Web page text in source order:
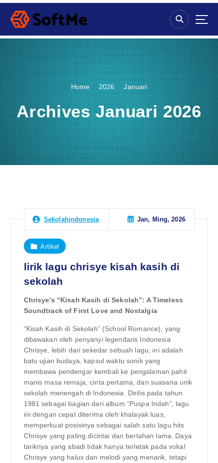
S
p
Home 2026 Januari
Archives Januari 2026
Sekolahindonesia Jan, Ming, 2026
Artikel
lirik lagu chrisye kisah kasih di
sekolah
Chrisye’s “Kisah Kasih di Sekolah”: A Timeless
Soundtrack of First Love and Nostalgia
“Kisah Kasih di Sekolah” (School Romance), yang
dibawakan oleh penyanyi legendaris Indonesia
Chrisye, lebih dari sekedar sebuah lagu; ini adalah
batu ujian budaya, kapsul waktu sonik yang
membawa pendengar kembali ke pengalaman pahit
manis masa remaja, cinta pertama, dan suasana unik
sekolah menengah di Indonesia. Dirilis pada tahun
1981 sebagai bagian dari album “Puspa Indah”, lagu
ini dengan cepat diterima oleh khalayak luas,
memperkuat posisinya sebagai salah satu lagu hits
Chrisye yang paling dicintai dan bertahan lama. Daya
tariknya yang abadi tidak hanya terletak pada vokal
Chrisye yang halus dan melodi yang menarik, tetapi